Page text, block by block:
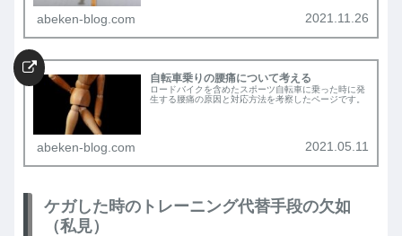
abeken-blog.com 2021.11.26
自転車乗りの腰痛について考える
ロードバイクを含めたスポーツ自転車に乗った時に発
生する腰痛の原因と対応方法を考察したページです。
abeken-blog.com 2021.05.11
ケガした時のトレーニング代替手段の欠如
（私見）